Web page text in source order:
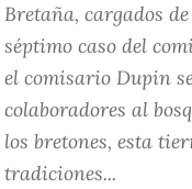
Bretaña, cargados
séptimo caso del
el comisario Dupin
colaboradores al
los bretones, esta
tradiciones...